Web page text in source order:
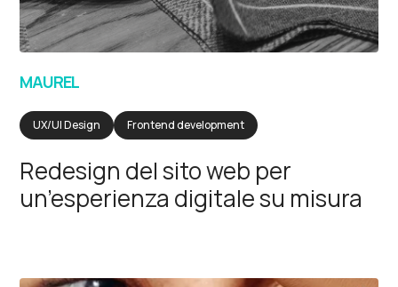
MAUREL
UX/UI Design Frontend development
Redesign del sito web per
un’esperienza digitale su misura